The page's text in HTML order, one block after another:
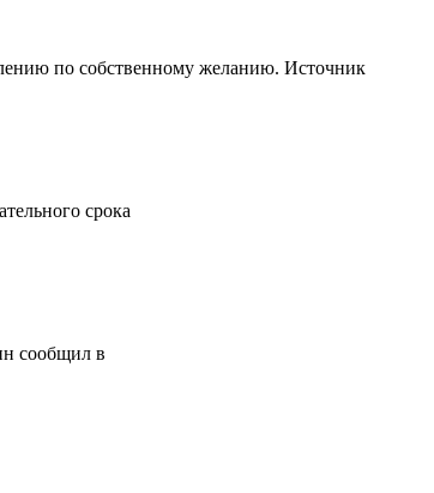
по собственному желанию. Источник
срока
сообщил в